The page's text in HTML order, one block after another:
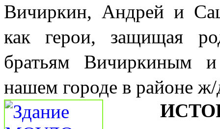
Вичиркин, Андрей и
как герои, защищая
братьям Вичиркиным
нашем городе в районе ж/